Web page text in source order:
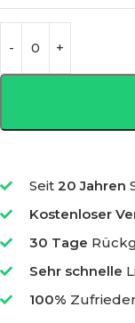
Seit 20 Jahren
Kostenloser
30 Tage
Sehr schnelle
100%